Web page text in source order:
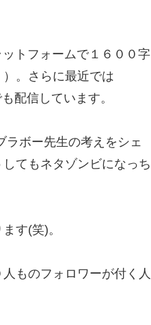
トフォームで１６００字
。さらに最近では
配信しています。
ラボー先生の考えをシェ
てもネタゾンビになっち
す(笑)。
ものフォロワーが付く人